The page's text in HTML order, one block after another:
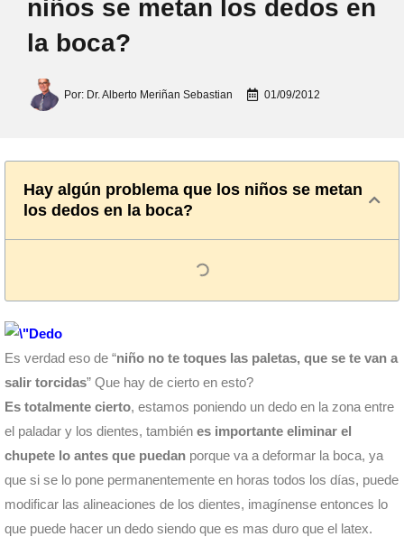
niños se metan los dedos en
la boca?
Por: Dr. Alberto Meriñan Sebastian 01/09/2012
Hay algún problema que los niños se metan
los dedos en la boca?
Es verdad eso de “niño no te toques las paletas, que se te van a
salir torcidas” Que hay de cierto en esto?
Es totalmente cierto, estamos poniendo un dedo en la zona entre
el paladar y los dientes, también es importante eliminar el
chupete lo antes que puedan porque va a deformar la boca, ya
que si se lo pone permanentemente en horas todos los días, puede
modificar las alineaciones de los dientes, imagínense entonces lo
que puede hacer un dedo siendo que es mas duro que el latex.